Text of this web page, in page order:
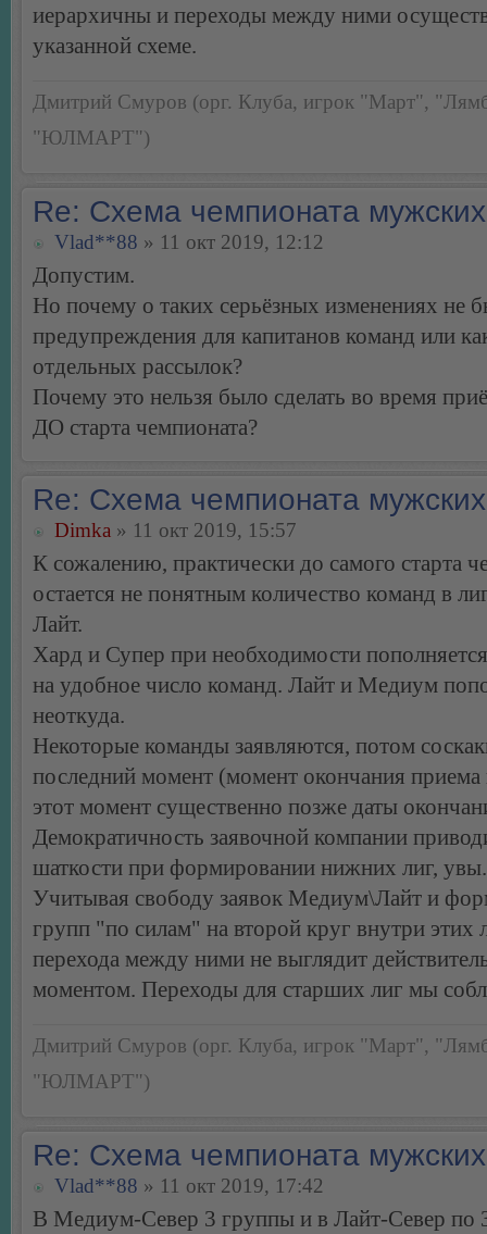
иерархичны и переходы между ними
указанной схеме.
Дмитрий Смуров (орг. Клуба, игрок "Март",
"ЮЛМАРТ")
Re: Схема чемпионата
Vlad**88 » 11 окт 2019, 12:12
Допустим.
Но почему о таких серьёзных изменениях не
предупреждения для капитанов команд или
отдельных рассылок?
Почему это нельзя было сделать во время
ДО старта чемпионата?
Re: Схема чемпионата
Dimka » 11 окт 2019, 15:57
К сожалению, практически до самого старта
остается не понятным количество команд в
Лайт.
Хард и Супер при необходимости
на удобное число команд. Лайт и Медиум
неоткуда.
Некоторые команды заявляются, потом
последний момент (момент окончания приема
этот момент существенно позже даты
Демократичность заявочной компании
шаткости при формировании нижних лиг, увы.
Учитывая свободу заявок Медиум\Лайт и
групп "по силам" на второй круг внутри этих
перехода между ними не выглядит
моментом. Переходы для старших лиг мы
Дмитрий Смуров (орг. Клуба, игрок "Март",
"ЮЛМАРТ")
Re: Схема чемпионата
Vlad**88 » 11 окт 2019, 17:42
В Медиум-Север 3 группы и в Лайт-Север по